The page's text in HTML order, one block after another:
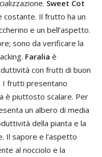
Sweet Cot
costante. Il frutto ha un
e un bell’aspetto.
sono da verificare la
Faralia è
con frutti di buon
I frutti presentano
è piuttosto scalare. Per
un albero di media
della pianta e la
Il sapore e l’aspetto
al nocciolo e la